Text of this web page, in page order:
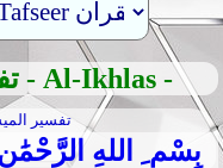
تفسير الميسر - الإخلاص - Al-Ikhlas -
تفسير
بِسْم ِ اللهِ